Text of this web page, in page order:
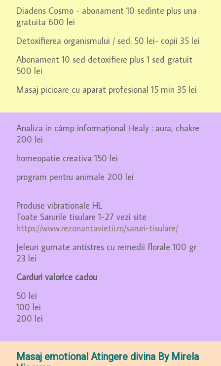
Diadens Cosmo - abonament 10 sedinte plus una
gratuita 600 lei
Detoxifierea organismului / sed. 50 lei- copii 35 lei
Abonament 10 sed detoxifiere plus 1 sed gratuit
500 lei
Masaj picioare cu aparat profesional 15 min 35 lei
Analiza in câmp informațional Healy : aura, chakre
200 lei
homeopatie creativa 150 lei
program pentru animale 200 lei
Produse vibrationale HL
Toate Sarurile tisulare 1-27 vezi site
https://www.rezonantavietii.ro/saruri-tisulare/
Jeleuri gumate antistres cu remedii florale 100 gr
23 lei
Carduri valorice cadou
50 lei
100 lei
200 lei
Masaj emotional Atingere divina By Mirela